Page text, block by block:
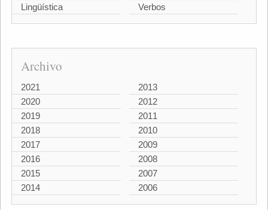
Lingüística
Verbos
Archivo
2021
2020
2019
2018
2017
2016
2015
2014
2013
2012
2011
2010
2009
2008
2007
2006